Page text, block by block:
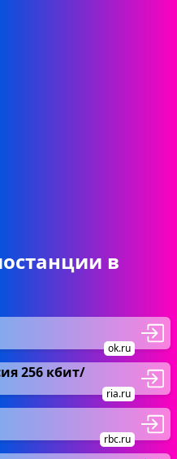
в
ok.ru
256 кбит/
ria.ru
rbc.ru